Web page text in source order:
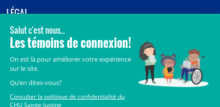
LÉGAL
© 2006-2026CHU Sainte-Justine.
Tous droits réservés.
Crédits
Accès aux documents des organismes publics